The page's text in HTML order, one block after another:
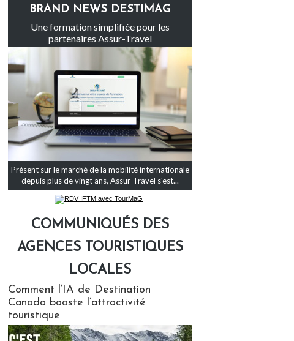
Le groupe Sainte-Claire rachète Eden Tour
BRAND NEWS DESTIMAG
Une formation simplifiée pour les
partenaires Assur-Travel
Présent sur le marché de la mobilité internationale
depuis plus de vingt ans, Assur-Travel s'est...
COMMUNIQUÉS DES
AGENCES TOURISTIQUES
LOCALES
Comment l’IA de Destination
Canada booste l’attractivité
touristique